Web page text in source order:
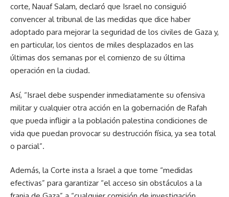
corte, Nauaf Salam, declaró que Israel no consiguió
convencer al tribunal de las medidas que dice haber
adoptado para mejorar la seguridad de los civiles de Gaza y,
en particular, los cientos de miles desplazados en las
últimas dos semanas por el comienzo de su última
operación en la ciudad.
Así, “Israel debe suspender inmediatamente su ofensiva
militar y cualquier otra acción en la gobernación de Rafah
que pueda infligir a la población palestina condiciones de
vida que puedan provocar su destrucción física, ya sea total
o parcial”.
Además, la Corte insta a Israel a que tome “medidas
efectivas” para garantizar “el acceso sin obstáculos a la